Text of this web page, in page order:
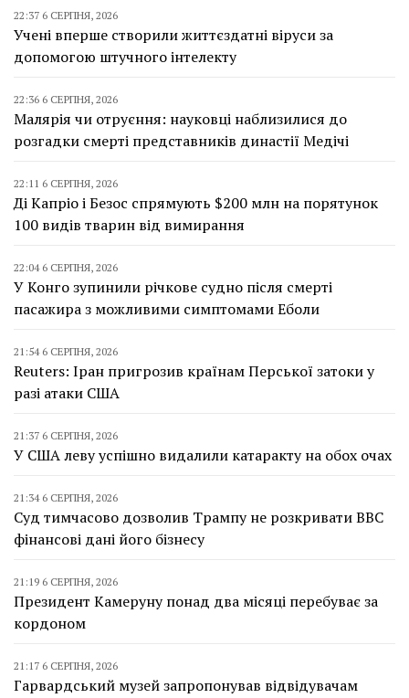
22:37 6 СЕРПНЯ, 2026
Учені вперше створили життєздатні віруси за
допомогою штучного інтелекту
22:36 6 СЕРПНЯ, 2026
Малярія чи отруєння: науковці наблизилися до
розгадки смерті представників династії Медічі
22:11 6 СЕРПНЯ, 2026
Ді Капріо і Безос спрямують $200 млн на порятунок
100 видів тварин від вимирання
22:04 6 СЕРПНЯ, 2026
У Конго зупинили річкове судно після смерті
пасажира з можливими симптомами Еболи
21:54 6 СЕРПНЯ, 2026
Reuters: Іран пригрозив країнам Перської затоки у
разі атаки США
21:37 6 СЕРПНЯ, 2026
У США леву успішно видалили катаракту на обох очах
21:34 6 СЕРПНЯ, 2026
Суд тимчасово дозволив Трампу не розкривати BBC
фінансові дані його бізнесу
21:19 6 СЕРПНЯ, 2026
Президент Камеруну понад два місяці перебуває за
кордоном
21:17 6 СЕРПНЯ, 2026
Гарвардський музей запропонував відвідувачам